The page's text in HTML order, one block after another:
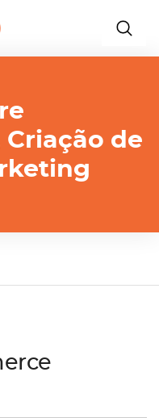
Criação de